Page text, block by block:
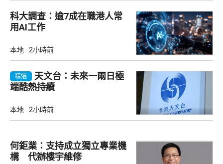
科大調查：逾7成在職港人常
用AI工作
本地 2小時前
精選
天文台：未來一兩日極
端酷熱持續
本地 2小時前
何鉅業：支持成立獨立專業機
構 代辦樓宇維修